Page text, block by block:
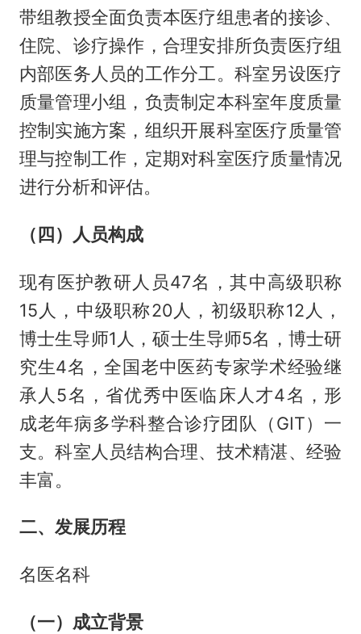
带组教授全面负责本医疗组患者的接诊、
住院、诊疗操作，合理安排所负责医疗组
内部医务人员的工作分工。科室另设医疗
质量管理小组，负责制定本科室年度质量
控制实施方案，组织开展科室医疗质量管
理与控制工作，定期对科室医疗质量情况
进行分析和评估。
（四）人员构成
现有医护教研人员47名，其中高级职称
15人，中级职称20人，初级职称12人，
博士生导师1人，硕士生导师5名，博士研
究生4名，全国老中医药专家学术经验继
承人5名，省优秀中医临床人才4名，形
成老年病多学科整合诊疗团队（GIT）一
支。科室人员结构合理、技术精湛、经验
丰富。
二、发展历程
名医名科
（一）成立背景